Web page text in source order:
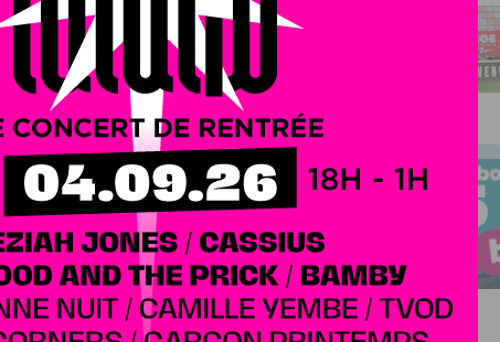
la question à laquelle veulent répondre
enquête est donc ouverte et vous pouvez y
les bars, sur le campus, ou dans
sera rendu le 7 février prochain au